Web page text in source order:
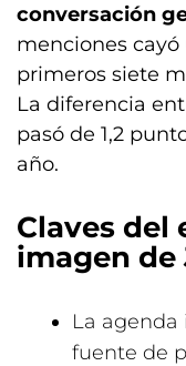
conversación
menciones cayó
primeros siete
La diferencia
pasó de 1,2
año.
Claves del
imagen de
La
fuente de